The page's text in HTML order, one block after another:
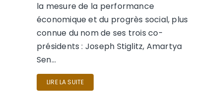
la mesure de la performance
économique et du progrès social, plus
connue du nom de ses trois co-
présidents : Joseph Stiglitz, Amartya
Sen…
LIRE LA SUITE